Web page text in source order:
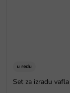
u redu
Set za izradu vafla